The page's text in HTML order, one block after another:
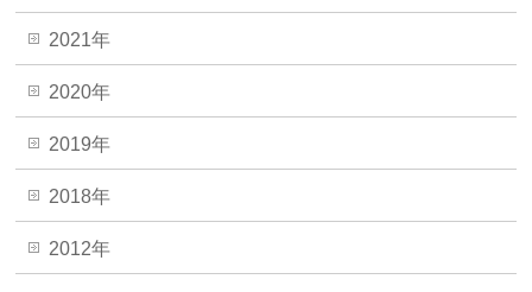
2021年
2020年
2019年
2018年
2012年